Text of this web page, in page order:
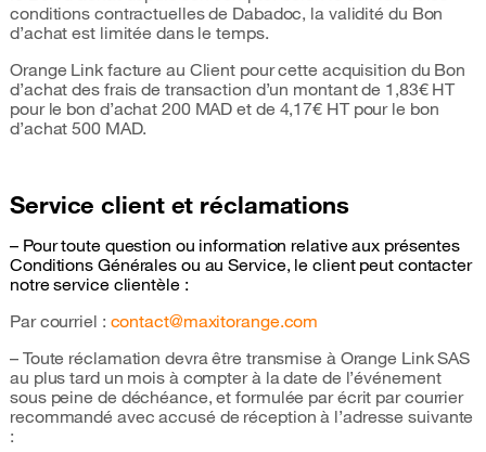
conditions contractuelles de Dabadoc, la validité du Bon
d’achat est limitée dans le temps.
Orange Link facture au Client pour cette acquisition du Bon
d’achat des frais de transaction d’un montant de 1,83€ HT
pour le bon d’achat 200 MAD et de 4,17€ HT pour le bon
d’achat 500 MAD.
Service client et réclamations
– Pour toute question ou information relative aux présentes
Conditions Générales ou au Service, le client peut contacter
notre service clientèle :
Par courriel : contact@maxitorange.com
– Toute réclamation devra être transmise à Orange Link SAS
au plus tard un mois à compter à la date de l’événement
sous peine de déchéance, et formulée par écrit par courrier
recommandé avec accusé de réception à l’adresse suivante
: